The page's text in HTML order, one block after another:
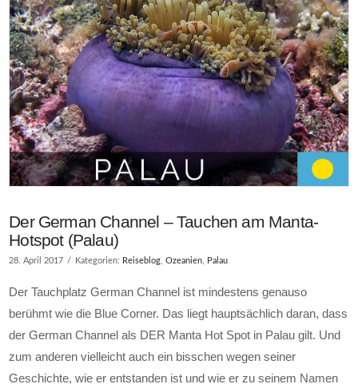
Der German Channel – Tauchen am Manta-
Hotspot (Palau)
28. April 2017 Kategorien: Reiseblog,Ozeanien, Palau
Der Tauchplatz German Channel ist mindestens genauso
berühmt wie die Blue Corner. Das liegt hauptsächlich daran, dass
der German Channel als DER Manta Hot Spot in Palau gilt. Und
zum anderen vielleicht auch ein bisschen wegen seiner
Geschichte, wie er entstanden ist und wie er zu seinem Namen